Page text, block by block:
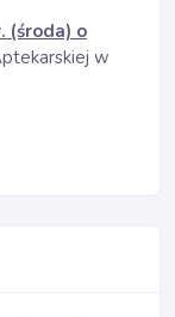
(środa) o
w